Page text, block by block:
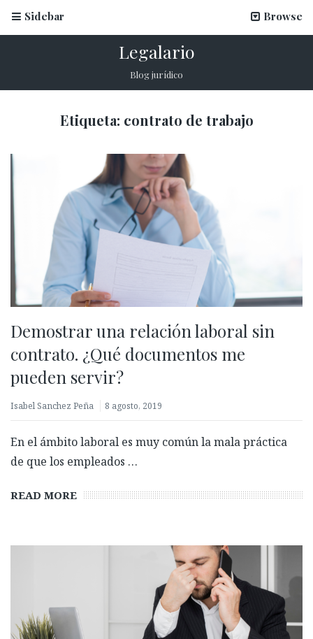
Sidebar Browse
Legalario
Blog jurídico
Etiqueta: contrato de trabajo
Demostrar una relación laboral sin
contrato. ¿Qué documentos me
pueden servir?
Isabel Sanchez Peña 8 agosto, 2019
En el ámbito laboral es muy común la mala práctica
de que los empleados …
READ MORE